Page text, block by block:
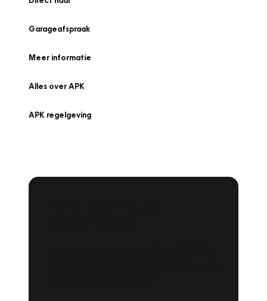
Garageafspraak
Meer informatie
Alles over APK
APK regelgeving